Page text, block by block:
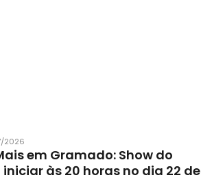
2026
em Gramado: Show do
às 20 horas no dia 22 de